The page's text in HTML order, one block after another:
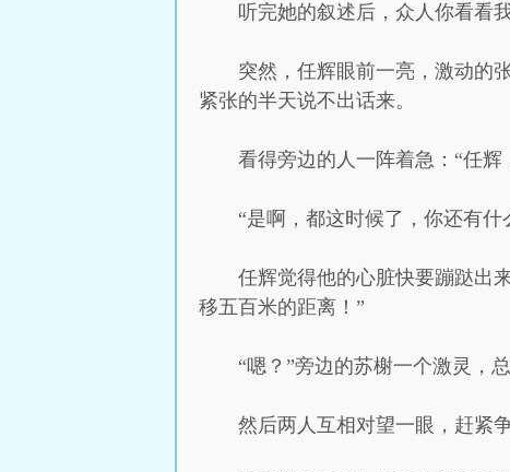
听完她的叙述后，众人你看看
突然，任辉眼前一亮，激动的
紧张的半天说不出话来。
看得旁边的人一阵着急：“任辉
“是啊，都这时候了，你还有什
任辉觉得他的心脏快要蹦跶出
移五百米的距离！”
“嗯？”旁边的苏榭一个激灵，
然后两人互相对望一眼，赶紧